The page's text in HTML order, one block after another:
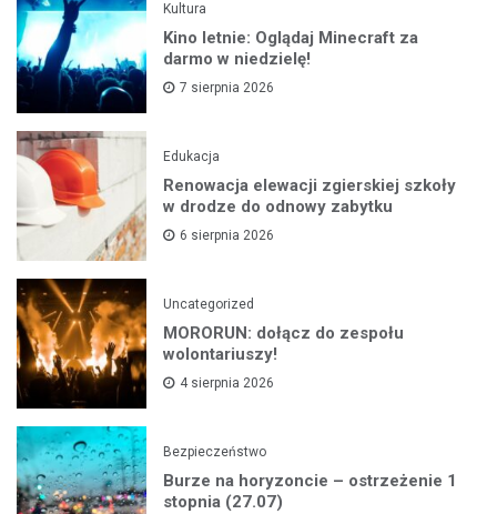
Kultura
Kino letnie: Oglądaj Minecraft za
darmo w niedzielę!
7 sierpnia 2026
Edukacja
Renowacja elewacji zgierskiej szkoły
w drodze do odnowy zabytku
6 sierpnia 2026
Uncategorized
MORORUN: dołącz do zespołu
wolontariuszy!
4 sierpnia 2026
Bezpieczeństwo
Burze na horyzoncie – ostrzeżenie 1
stopnia (27.07)